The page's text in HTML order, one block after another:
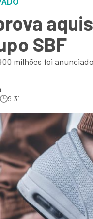
SBF
milhões foi
9:31